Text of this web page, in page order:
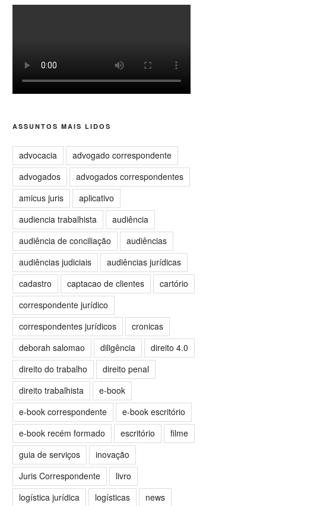
ASSUNTOS MAIS LIDOS
advocacia
advogado correspondente
advogados
advogados correspondentes
amicus juris
aplicativo
audiencia trabalhista
audiência
audiência de conciliação
audiências
audiências judiciais
audiências jurídicas
cadastro
captacao de clientes
cartório
correspondente jurídico
correspondentes jurídicos
cronicas
deborah salomao
diligência
direito 4.0
direito do trabalho
direito penal
direito trabalhista
e-book
e-book correspondente
e-book escritório
e-book recém formado
escritório
filme
guia de serviços
inovação
Juris Correspondente
livro
logística jurídica
logísticas news